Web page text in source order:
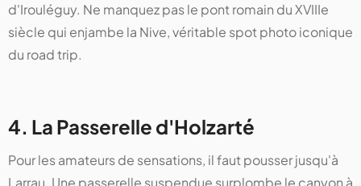
d'Irouléguy. Ne manquez pas le pont romain du XVIIIe
siècle qui enjambe la Nive, véritable spot photo iconique
du road trip.
4. La Passerelle d'Holzarté
Pour les amateurs de sensations, il faut pousser jusqu'à